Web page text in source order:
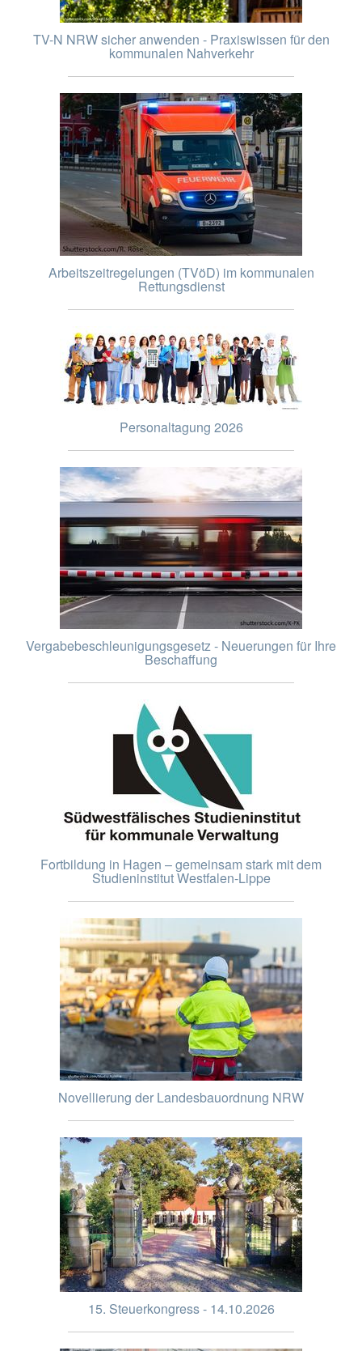
TV-N NRW sicher anwenden - Praxiswissen für den
kommunalen Nahverkehr
Arbeitszeitregelungen (TVöD) im kommunalen
Rettungsdienst
Personaltagung 2026
Vergabebeschleunigungsgesetz - Neuerungen für Ihre
Beschaffung
Fortbildung in Hagen – gemeinsam stark mit dem
Studieninstitut Westfalen-Lippe
Novellierung der Landesbauordnung NRW
15. Steuerkongress - 14.10.2026